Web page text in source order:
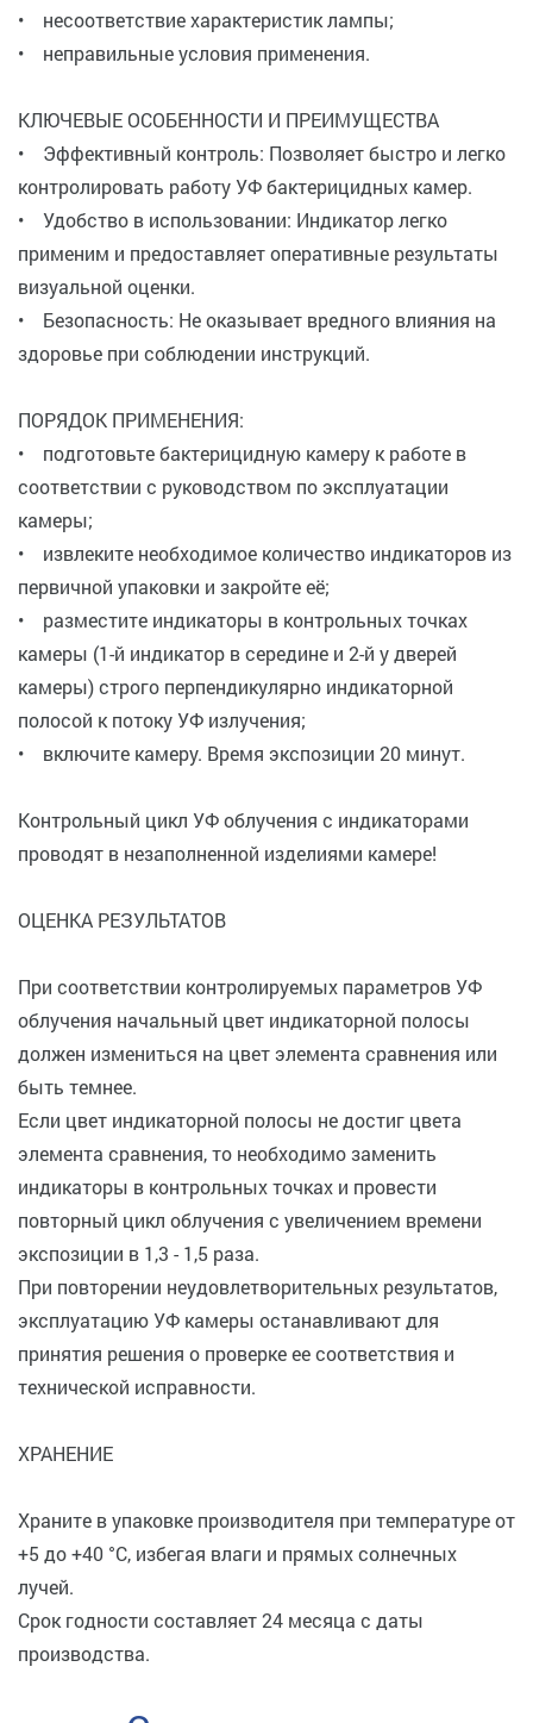
• несоответствие характеристик лампы;
• неправильные условия применения.
КЛЮЧЕВЫЕ ОСОБЕННОСТИ И ПРЕИМУЩЕСТВА
• Эффективный контроль: Позволяет быстро и легко
контролировать работу УФ бактерицидных камер.
• Удобство в использовании: Индикатор легко
применим и предоставляет оперативные результаты
визуальной оценки.
• Безопасность: Не оказывает вредного влияния на
здоровье при соблюдении инструкций.
ПОРЯДОК ПРИМЕНЕНИЯ:
• подготовьте бактерицидную камеру к работе в
соответствии с руководством по эксплуатации
камеры;
• извлеките необходимое количество индикаторов из
первичной упаковки и закройте её;
• разместите индикаторы в контрольных точках
камеры (1-й индикатор в середине и 2-й у дверей
камеры) строго перпендикулярно индикаторной
полосой к потоку УФ излучения;
• включите камеру. Время экспозиции 20 минут.
Контрольный цикл УФ облучения с индикаторами
проводят в незаполненной изделиями камере!
ОЦЕНКА РЕЗУЛЬТАТОВ
При соответствии контролируемых параметров УФ
облучения начальный цвет индикаторной полосы
должен измениться на цвет элемента сравнения или
быть темнее.
Если цвет индикаторной полосы не достиг цвета
элемента сравнения, то необходимо заменить
индикаторы в контрольных точках и провести
повторный цикл облучения с увеличением времени
экспозиции в 1,3 - 1,5 раза.
При повторении неудовлетворительных результатов,
эксплуатацию УФ камеры останавливают для
принятия решения о проверке ее соответствия и
технической исправности.
ХРАНЕНИЕ
Храните в упаковке производителя при температуре от
+5 до +40 °C, избегая влаги и прямых солнечных
лучей.
Срок годности составляет 24 месяца с даты
производства.